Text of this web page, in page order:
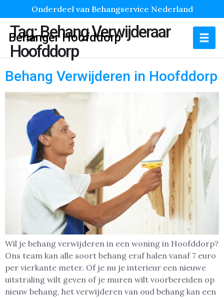
Onderdeel van Behangservice Nederland
Behanger Hoofddorp
Tag:Behang Verwijderaar
Hoofddorp
Behang Verwijderen in Hoofddorp
Wil je behang verwijderen in een woning in Hoofddorp?
Ons team kan alle soort behang eraf halen vanaf 7 euro
per vierkante meter. Of je nu je interieur een nieuwe
uitstraling wilt geven of je muren wilt voorbereiden op
nieuw behang, het verwijderen van oud behang kan een